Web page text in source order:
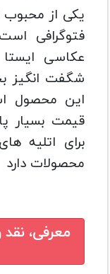
یکی از محبوب
فتوگرافی
عکاسی
شگفت انگیز
این محصول
قیمت بسیار
برای اتلیه
محصولات دارد
معرفی،